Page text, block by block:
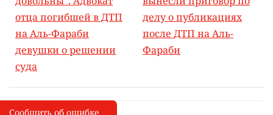
отца погибшей в ДТП
на Аль-Фараби
девушки о решении
суда
делу о публикациях
после ДТП на Аль-
Фараби
I
Сообщить об опечатке
Сообщить об ошибке